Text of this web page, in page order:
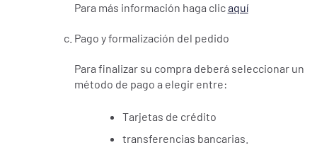
Para más información haga clicaquí
Pago y formalización del pedido
Para finalizar su compra deberá seleccionar un
método de pago a elegir entre:
Tarjetas de crédito
transferencias bancarias.